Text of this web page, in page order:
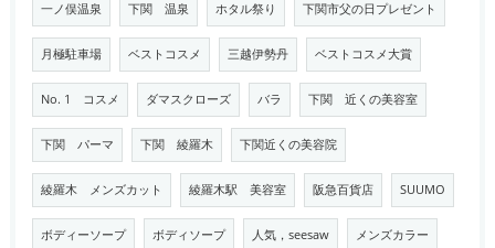
一ノ俣温泉 下関 温泉 ホタル祭り 下関市父の日プレゼント
月極駐車場 ベストコスメ 三越伊勢丹 ベストコスメ大賞
No. 1 コスメ ダマスクローズ バラ 下関 近くの美容室
下関 パーマ 下関 綾羅木 下関近くの美容院
綾羅木 メンズカット 綾羅木駅 美容室 阪急百貨店 SUUMO
ボディーソープ ボディソープ 人気，seesaw メンズカラー